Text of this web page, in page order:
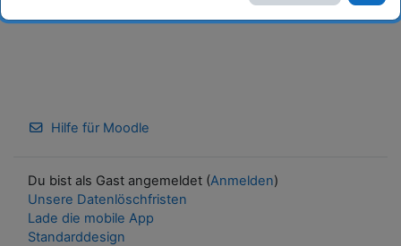
Hilfe für Moodle
Du bist als Gast angemeldet (Anmelden)
Unsere Datenlöschfristen
Lade die mobile App
Standarddesign